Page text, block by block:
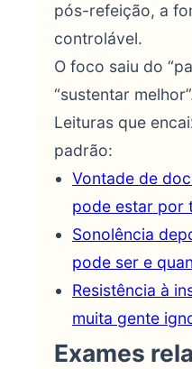
pós-refeição, a
controlável.
O foco saiu do
“sustentar
Leituras que
padrão:
Vontade de
pode estar por
Sonolência
pode ser e
Resistência à
muita gente
Exames